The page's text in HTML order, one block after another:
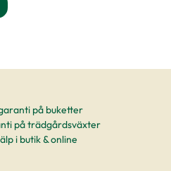
produktsida
på buketter
på trädgårdsväxter
i butik & online